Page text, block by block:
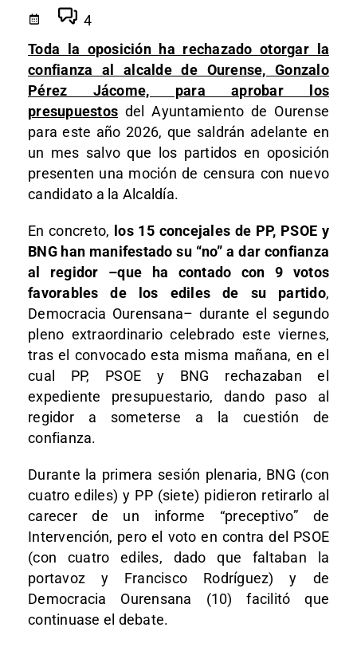
4
Toda la oposición ha rechazado otorgar la
confianza al alcalde de Ourense, Gonzalo
Pérez Jácome, para aprobar los
presupuestos del Ayuntamiento de Ourense
para este año 2026, que saldrán adelante en
un mes salvo que los partidos en oposición
presenten una moción de censura con nuevo
candidato a la Alcaldía.
En concreto, los 15 concejales de PP, PSOE y
BNG han manifestado su “no” a dar confianza
al regidor –que ha contado con 9 votos
favorables de los ediles de su partido,
Democracia Ourensana– durante el segundo
pleno extraordinario celebrado este viernes,
tras el convocado esta misma mañana, en el
cual PP, PSOE y BNG rechazaban el
expediente presupuestario, dando paso al
regidor a someterse a la cuestión de
confianza.
Durante la primera sesión plenaria, BNG (con
cuatro ediles) y PP (siete) pidieron retirarlo al
carecer de un informe “preceptivo” de
Intervención, pero el voto en contra del PSOE
(con cuatro ediles, dado que faltaban la
portavoz y Francisco Rodríguez) y de
Democracia Ourensana (10) facilitó que
continuase el debate.